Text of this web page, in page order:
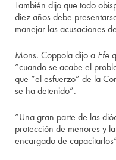
También dijo que todo
diez años debe
manejar las acusaciones
Mons. Coppola dijo a Efe
“cuando se acabe el
que “el esfuerzo” de la
se ha detenido”.
“Una gran parte de las
protección de menores y
encargado de